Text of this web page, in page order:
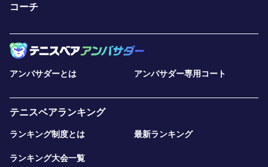
コーチ
アンバサダーとは アンバサダー専用コート
テニスベアランキング
ランキング制度とは 最新ランキング
ランキング大会一覧